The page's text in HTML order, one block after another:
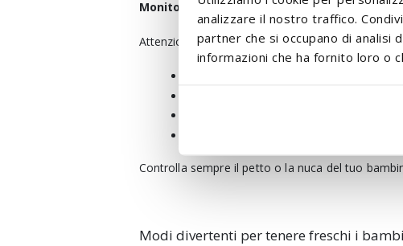
analizzare il nostro traffico.
partner che si occupano di analisi
informazioni che ha fornito loro o
Monitoraggio per segni di
Attenzione a:
Se vomitano o sembrano confusi, cerca
Controlla sempre il petto o la nuca del tuo
Modi divertenti per tenere freschi i